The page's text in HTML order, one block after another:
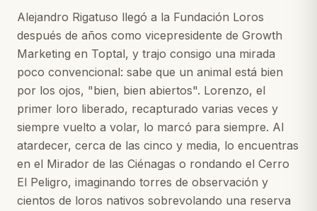
Alejandro Rigatuso llegó a la Fundación Loros
después de años como vicepresidente de Growth
Marketing en Toptal, y trajo consigo una mirada
poco convencional: sabe que un animal está bien
por los ojos, "bien, bien abiertos". Lorenzo, el
primer loro liberado, recapturado varias veces y
siempre vuelto a volar, lo marcó para siempre. Al
atardecer, cerca de las cinco y media, lo encuentras
en el Mirador de las Ciénagas o rondando el Cerro
El Peligro, imaginando torres de observación y
cientos de loros nativos sobrevolando una reserva